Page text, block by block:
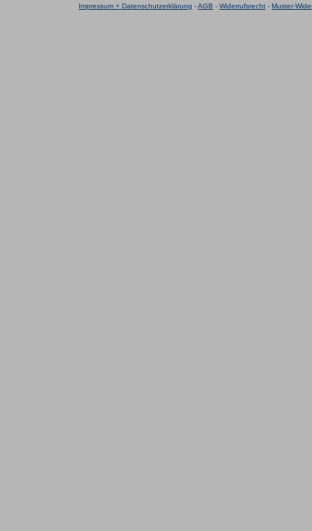
Impressum + Datenschutzerklärung -AGB - Widerrufsrecht - Muster-